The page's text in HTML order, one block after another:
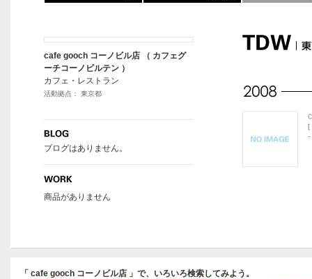
[
-
cafe gooch コーノビル店 （ カフェグ
ーチコーノビルテン ）
カフェ・レストラン
活動拠点： 東京都
ブログはありません。
商品がありません
「 cafe gooch コーノビル店 」で、いろいろ検索してみよう。